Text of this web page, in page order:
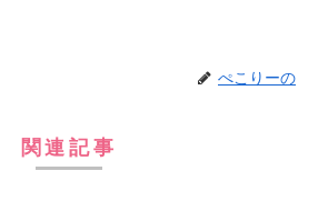
ぺこりーの
関連記事